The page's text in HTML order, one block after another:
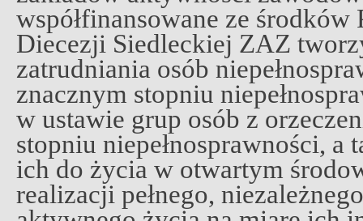
współfinansowane ze
Diecezji Siedleckiej ZAZ
zatrudniania osób
znacznym stopniu
w ustawie grup osób z
stopniu niepełnosprawności, a
ich do życia w otwartym
realizacji pełnego,